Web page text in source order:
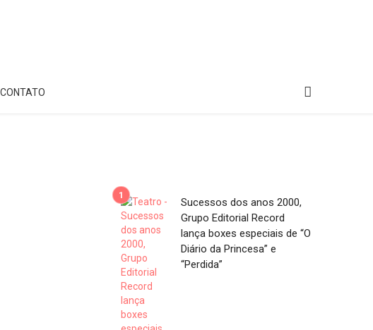
CONTATO
Sucessos dos anos 2000,
Grupo Editorial Record
lança boxes especiais de “O
Diário da Princesa” e
“Perdida”